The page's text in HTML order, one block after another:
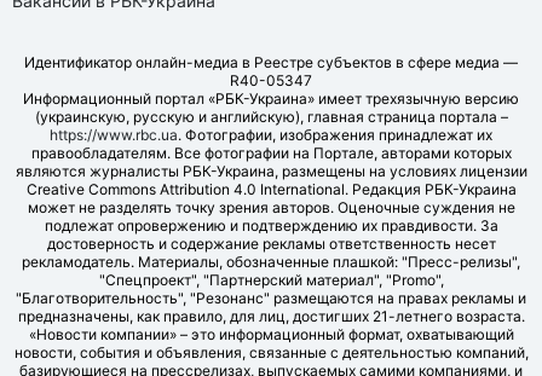
Идентификатор онлайн-медиа в Реестре субъектов в сфере медиа —
R40-05347
Информационный портал «РБК-Украина» имеет трехязычную версию
(украинскую, русскую и английскую), главная страница портала –
https://www.rbc.ua. Фотографии, изображения принадлежат их
правообладателям. Все фотографии на Портале, авторами которых
являются журналисты РБК-Украина, размещены на условиях лицензии
Creative Commons Attribution 4.0 International. Редакция РБК-Украина
может не разделять точку зрения авторов. Оценочные суждения не
подлежат опровержению и подтверждению их правдивости. За
достоверность и содержание рекламы ответственность несет
рекламодатель. Материалы, обозначенные плашкой: "Пресс-релизы",
"Спецпроект", "Партнерский материал", "Promo",
"Благотворительность", "Резонанс" размещаются на правах рекламы и
предназначены, как правило, для лиц, достигших 21-летнего возраста.
«Новости компании» – это информационный формат, охватывающий
новости, события и объявления, связанные с деятельностью компаний,
базирующиеся на прессрелизах, выпускаемых самими компаниями, и